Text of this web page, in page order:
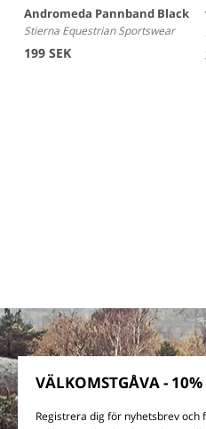
Andromeda Pannband Black
Stierna Equestrian Sportswear
199 SEK
VÄLKOMSTGÅVA -
Registrera dig för nyhetsbrev